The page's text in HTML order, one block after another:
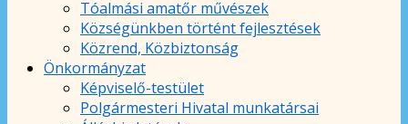
Tóalmási amatőr művészek
Községünkben történt fejlesztések
Közrend, Közbiztonság
Önkormányzat
Képviselő-testület
Polgármesteri Hivatal munkatársai